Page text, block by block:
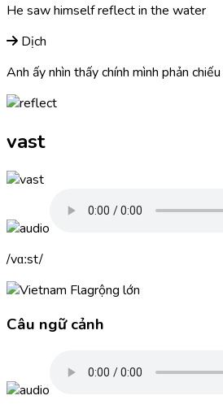
He saw himselfreflectin the water
Dịch
Anh ấy nhìn thấy chính mình phản
vast
vɑːst
rộng lớn
Câu ngữ cảnh